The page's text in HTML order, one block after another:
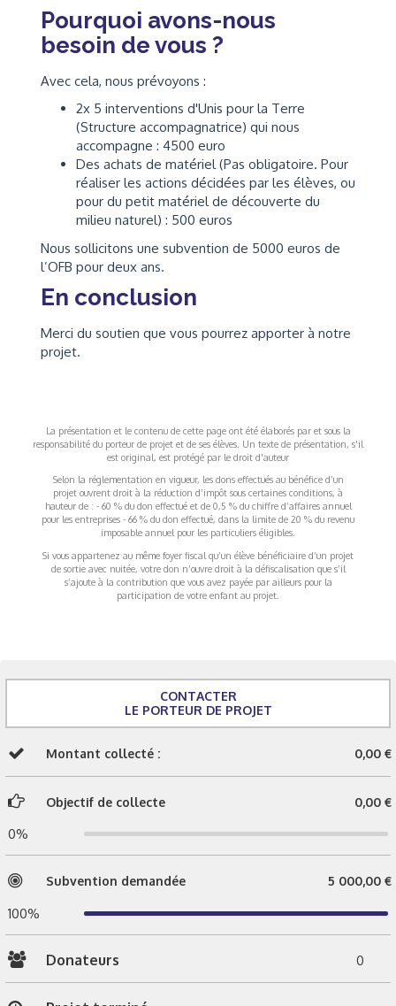
Pourquoi avons-nous
besoin de vous ?
Avec cela, nous prévoyons :
2x 5 interventions d'Unis pour la Terre
(Structure accompagnatrice) qui nous
accompagne : 4500 euro
Des achats de matériel (Pas obligatoire. Pour
réaliser les actions décidées par les élèves, ou
pour du petit matériel de découverte du
milieu naturel) : 500 euros
Nous sollicitons une subvention de 5000 euros de
l’OFB pour deux ans.
En conclusion
Merci du soutien que vous pourrez apporter à notre
projet.
La présentation et le contenu de cette page ont été élaborés par et sous la
responsabilité du porteur de projet et de ses élèves. Un texte de présentation, s'il
est original, est protégé par le droit d'auteur
Selon la réglementation en vigueur, les dons effectués au bénéfice d’un
projet ouvrent droit à la réduction d’impôt sous certaines conditions, à
hauteur de : - 60 % du don effectué et de 0,5 % du chiffre d’affaires annuel
pour les entreprises - 66 % du don effectué, dans la limite de 20 % du revenu
imposable annuel pour les particuliers éligibles.
Si vous appartenez au même foyer fiscal qu’un élève bénéficiaire d’un projet
de sortie avec nuitée, votre don n’ouvre droit à la défiscalisation que s’il
s’ajoute à la contribution que vous avez payée par ailleurs pour la
participation de votre enfant au projet.
CONTACTER
LE PORTEUR DE PROJET
Montant collecté : 0,00 €
Objectif de collecte 0,00 €
0%
Subvention demandée 5 000,00 €
100%
Donateurs 0